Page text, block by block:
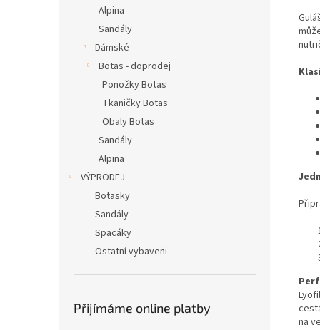
Alpina
Sandály
Dámské
Botas - doprodej
Ponožky Botas
Tkaničky Botas
Obaly Botas
Sandály
Alpina
VÝPRODEJ
Botasky
Sandály
Spacáky
Ostatní vybaveni
Přijímáme online platby
na